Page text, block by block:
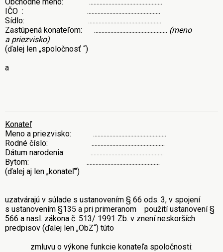
IČO : .................................................
Sídlo: .................................................
Zastúpená konateľom: ................................................. (meno
a priezvisko)
(ďalej len „spoločnosť “)
a
Konateľ
Meno a priezvisko: .................................................
Rodné číslo: .................................................
Dátum narodenia: .................................................
Bytom: .................................................
(ďalej aj len „konateľ“)
uzatvárajú v súlade s ustanovením § 66 ods. 3, v spojení
s ustanovením §135 a pri primeranom použití ustanovení §
566 a nasl. zákona č. 513/ 1991 Zb. v znení neskorších
predpisov (ďalej len „ObZ“) túto
zmluvu o výkone funkcie konateľa spoločnosti: